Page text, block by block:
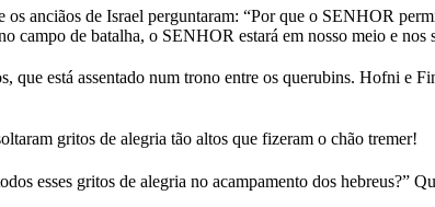
anciãos de Israel perguntaram: “Por que o SENHOR
campo de batalha, o SENHOR estará em nosso meio e nos
que está assentado num trono entre os querubins. Hofni e
gritos de alegria tão altos que fizeram o chão tremer!
esses gritos de alegria no acampamento dos hebreus?”